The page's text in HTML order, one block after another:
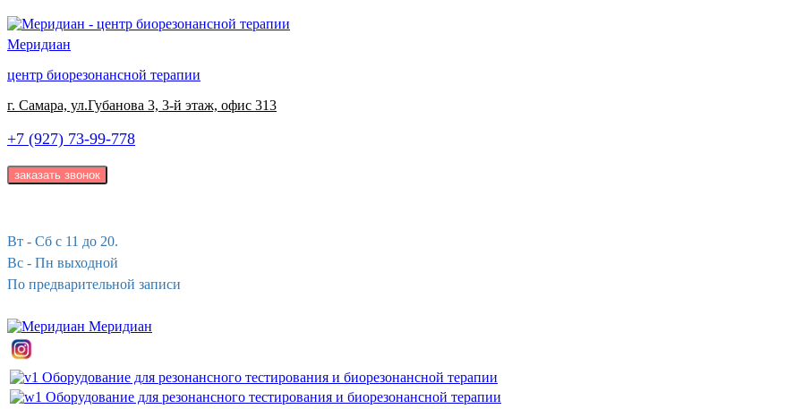
Меридиан
центр биорезонансной терапии
г. Самара, ул.Губанова 3, 3-й этаж, офис 313
+7 (927) 73-99-778
Вт - Сб с 11 до 20.
Вс - Пн выходной
По предварительной записи
Меридиан